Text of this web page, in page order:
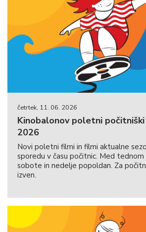
četrtek, 11. 06. 2026
Kinobalonov poletni
2026
Novi poletni filmi in filmi aktualne
sporedu v času počitnic. Med
sobote in nedelje popoldan. Za
izven.